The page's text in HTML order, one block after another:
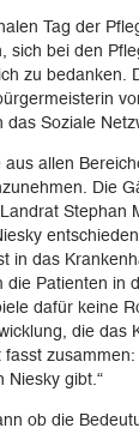
Tag der
sich bei den
zu bedanken.
das Soziale
aus allen
Die
Stephan
in das
die Patienten in
dafür keine
die das
Niesky gibt.“
ob die